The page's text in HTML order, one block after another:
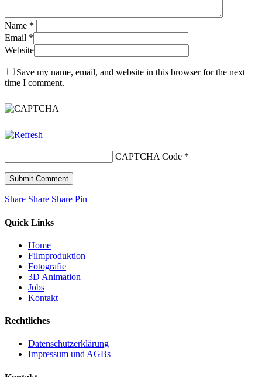
Name *
Email *
Website
Save my name, email, and website in this browser for the next
time I comment.
CAPTCHA Code *
Share
Share Share Share Pin
Quick Links
Home
Filmproduktion
Fotografie
3D Animation
Jobs
Kontakt
Rechtliches
Datenschutzerklärung
Impressum und AGBs